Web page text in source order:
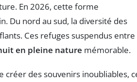
En 2026, cette forme
Du nord au sud, la diversité des
Ces refuges suspendus entre
en pleine nature mémorable.
créer des souvenirs inoubliables,